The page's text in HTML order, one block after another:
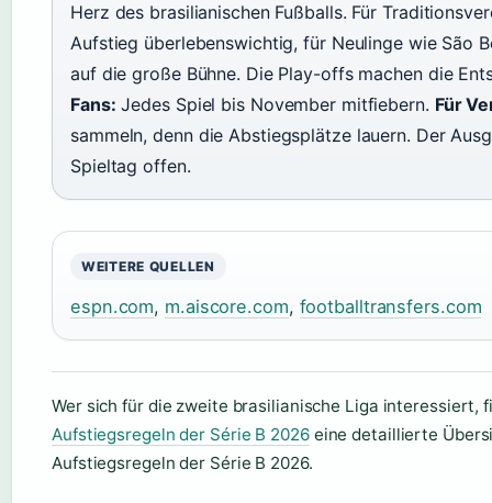
Herz des brasilianischen Fußballs. Für
Aufstieg überlebenswichtig, für Neulinge wie São
auf die große Bühne. Die Play-offs machen die
Fans: Jedes Spiel bis November mitfiebern. Für
sammeln, denn die Abstiegsplätze lauern. Der
Spieltag offen.
WEITERE QUELLEN
espn.com, m.aiscore.com, footballtransfers.com
Wer sich für die zweite brasilianische Liga interessiert,
Aufstiegsregeln der Série B 2026eine detaillierte
Aufstiegsregeln der Série B 2026.